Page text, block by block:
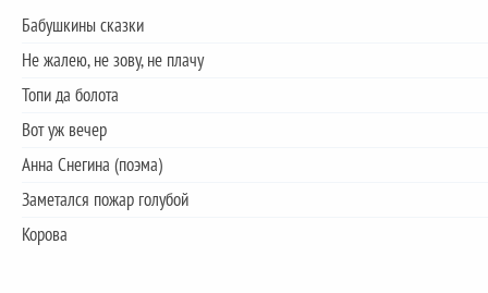
Бабушкины сказки
Не жалею, не зову, не плачу
Топи да болота
Вот уж вечер
Анна Снегина (поэма)
Заметался пожар голубой
Корова